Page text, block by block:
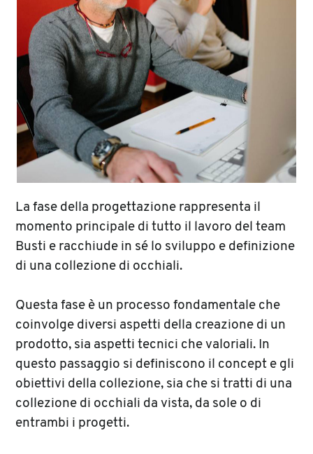
PROGETTAZIONE
La fase della progettazione rappresenta il
momento principale di tutto il lavoro del team
Busti e racchiude in sé lo sviluppo e definizione
di una collezione di occhiali.
Questa fase è un processo fondamentale che
coinvolge diversi aspetti della creazione di un
prodotto, sia aspetti tecnici che valoriali. In
questo passaggio si definiscono il concept e gli
obiettivi della collezione, sia che si tratti di una
collezione di occhiali da vista, da sole o di
entrambi i progetti.